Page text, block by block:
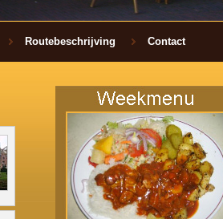
Routebeschrijving Contact